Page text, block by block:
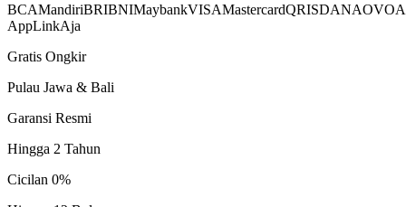
BCAMandiriBRIBNIMaybankVISAMastercardQRISDANAOVO
AppLinkAja
Gratis Ongkir
Pulau Jawa & Bali
Garansi Resmi
Hingga 2 Tahun
Cicilan 0%